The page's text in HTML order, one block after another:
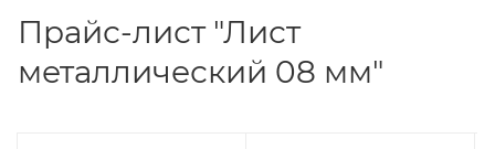
Прайс-лист "Лист
металлический 08 мм"